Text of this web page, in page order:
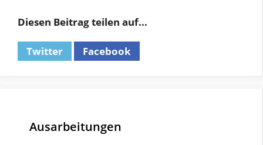
Diesen Beitrag teilen auf...
Twitter Facebook
Ausarbeitungen